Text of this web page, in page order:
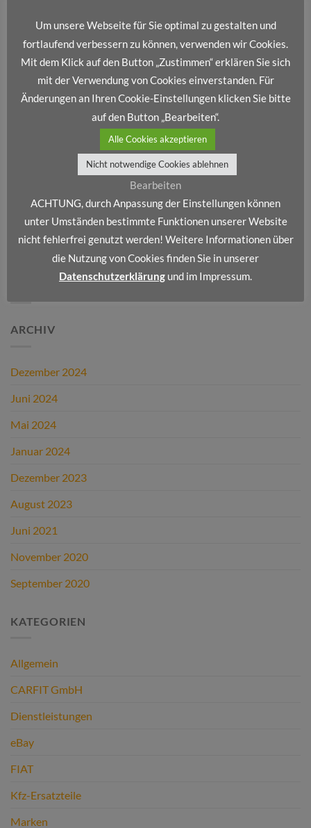
NEUESTE BEITRÄGE
Frohe Weihnachten und ein erfolgreiches neues Jahr!
Wir stellen vor: Dienstleistungsportfolio IV
Wir stellen vor: Dienstleistungsportfolio II
Wir stellen vor: Dienstleistungsportfolio I
NEUESTE KOMMENTARE
ARCHIV
Dezember 2024
Juni 2024
Mai 2024
Januar 2024
Dezember 2023
August 2023
Juni 2021
November 2020
September 2020
KATEGORIEN
Allgemein
CARFIT GmbH
Dienstleistungen
eBay
FIAT
Kfz-Ersatzteile
Marken
Um unsere Webseite für Sie optimal zu gestalten und
fortlaufend verbessern zu können, verwenden wir Cookies.
Mit dem Klick auf den Button „Zustimmen“ erklären Sie sich
mit der Verwendung von Cookies einverstanden. Für
Änderungen an Ihren Cookie-Einstellungen klicken Sie bitte
auf den Button „Bearbeiten“.
Alle Cookies akzeptieren
Nicht notwendige Cookies ablehnen
Bearbeiten
ACHTUNG, durch Anpassung der Einstellungen können
unter Umständen bestimmte Funktionen unserer Website
nicht fehlerfrei genutzt werden! Weitere Informationen über
die Nutzung von Cookies finden Sie in unserer
Datenschutzerklärung und im Impressum.